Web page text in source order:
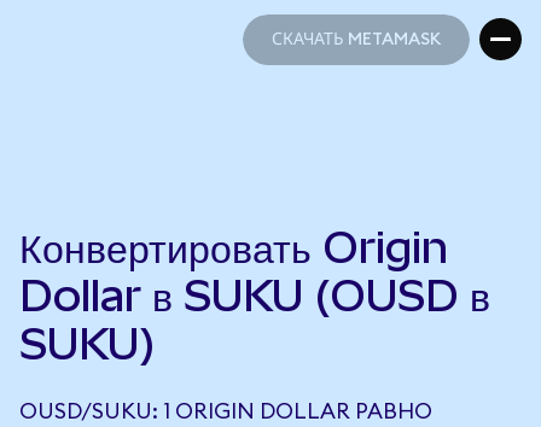
СКАЧАТЬ METAMASK
Конвертировать Origin
Dollar в SUKU (OUSD в
SUKU)
OUSD/SUKU: 1 ORIGIN DOLLAR РАВНО